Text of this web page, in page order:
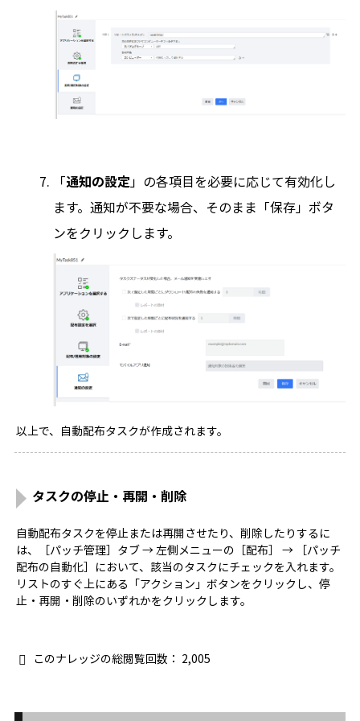
「通知の設定」の各項目を必要に応じて有効化し
ます。通知が不要な場合、そのまま「保存」ボタ
ンをクリックします。
以上で、自動配布タスクが作成されます。
タスクの停止・再開・削除
自動配布タスクを停止または再開させたり、削除したりするに
は、［パッチ管理］タブ → 左側メニューの［配布］ → ［パッチ
配布の自動化］において、該当のタスクにチェックを入れます。
リストのすぐ上にある「アクション」ボタンをクリックし、停
止・再開・削除のいずれかをクリックします。
このナレッジの総閲覧回数： 2,005